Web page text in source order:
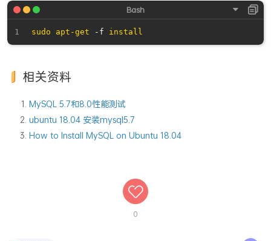
sudo apt-get -f install
相关资料
MySQL 5.7和8.0性能测试
ubuntu 18.04 安装mysql5.7
How to Install MySQL on Ubuntu 18.04
0